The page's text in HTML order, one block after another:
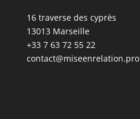
16 traverse des cyprès
13013 Marseille
+33 7 63 72 55 22
contact@miseenrelation.pro